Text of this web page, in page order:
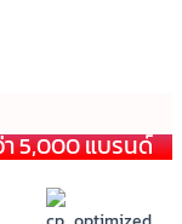
5,000 แบรนด์